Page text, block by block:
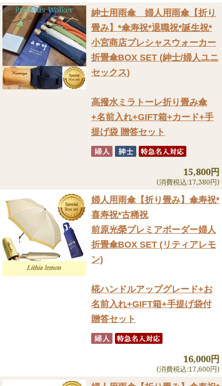
紳士用雨傘 婦人用雨傘【折り
畳み】 *傘寿祝*退職祝*誕生祝*
小宮商店プレシャスウォーカー
折畳傘BOX SET (紳士/婦人ユニ
セックス)
高撥水ミラトーレ折り畳み傘
+名前入れ+GIFT箱+カード+手
提げ袋 贈答セット
15,800円
(消費税込:17,380円)
婦人用雨傘【折り畳み】 傘寿祝*
喜寿祝*古稀祝
前原光榮プレミアボーダー婦人
折畳傘BOX SET (リティアレモ
ン)
椛ハンドルアップグレード+お
名前入れ+GIFT箱+手提げ袋付
贈答セット
16,000円
(消費税込:17,600円)